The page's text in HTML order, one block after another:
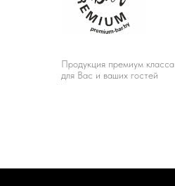
Продукция премиум класса
для Вас и ваших гостей